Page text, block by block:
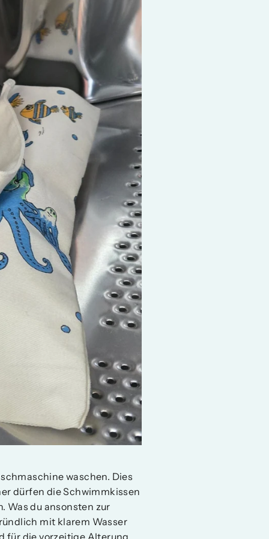
waschen. Dies
dürfen die Schwimmkissen
Was du ansonsten zur
mit klarem Wasser
für die vorzeitige Alterung